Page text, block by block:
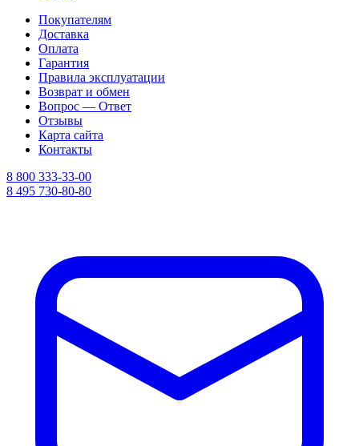
Покупателям
Доставка
Оплата
Гарантия
Правила эксплуатации
Возврат и обмен
Вопрос — Ответ
Отзывы
Карта сайта
Контакты
8 800 333-33-00
8 495 730-80-80